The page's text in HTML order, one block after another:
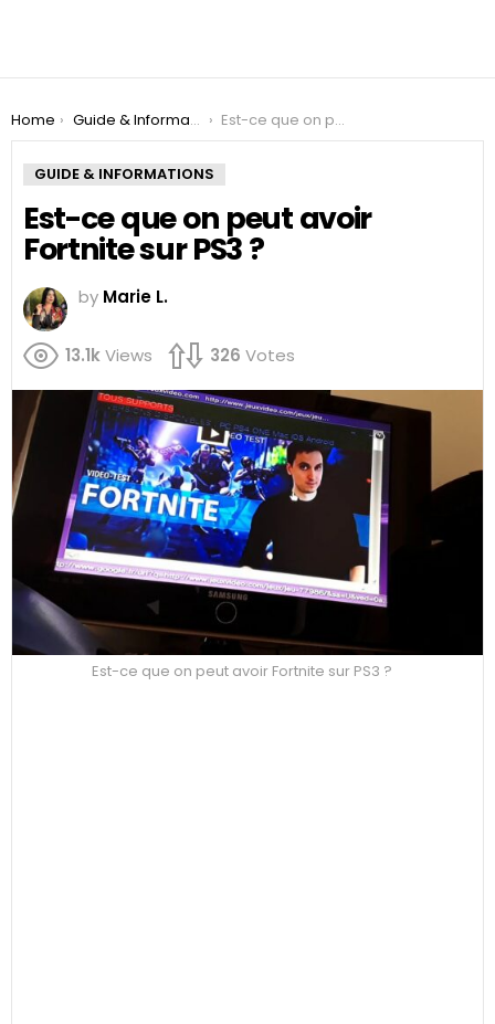
You are here:
Home Guide & Informations Est-ce que on peut avoir Fortnite sur PS3 ?
GUIDE & INFORMATIONS
Est-ce que on peut avoir
Fortnite sur PS3 ?
by Marie L.
13.1kViews 326 Votes
Est-ce que on peut avoir Fortnite sur PS3 ?